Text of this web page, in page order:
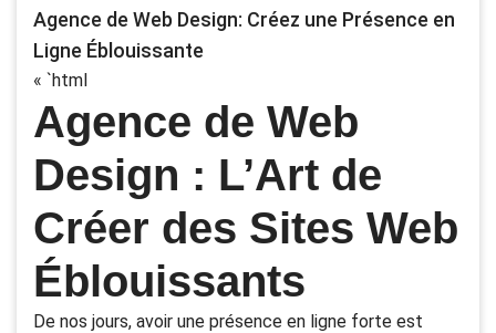
Agence de Web Design: Créez une Présence en
Ligne Éblouissante
« `html
Agence de Web
Design : L’Art de
Créer des Sites Web
Éblouissants
De nos jours, avoir une présence en ligne forte est